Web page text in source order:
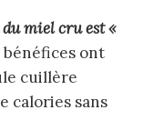
miel cru est «
bénéfices ont
cuillère
calories sans